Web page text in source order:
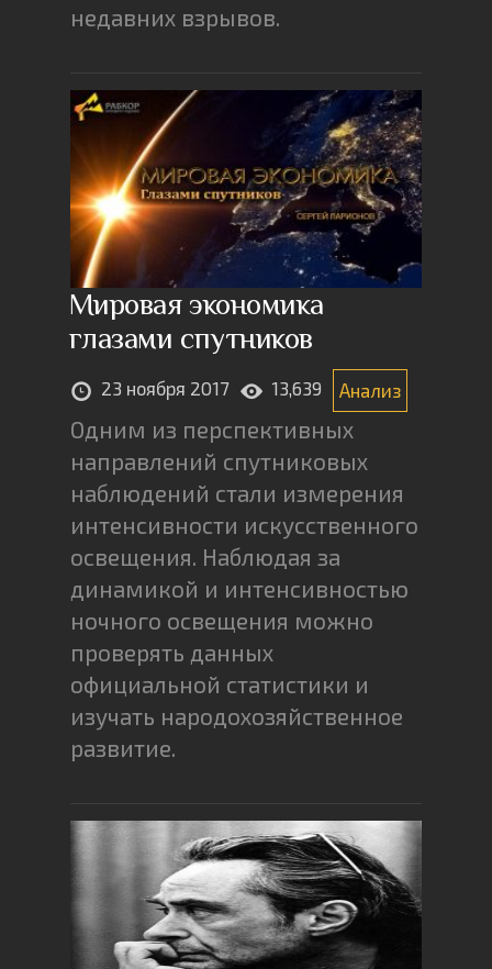
недавних взрывов.
Мировая экономика
глазами спутников
23 ноября 2017 13,639 Анализ
Одним из перспективных
направлений спутниковых
наблюдений стали измерения
интенсивности искусственного
освещения. Наблюдая за
динамикой и интенсивностью
ночного освещения можно
проверять данных
официальной статистики и
изучать народохозяйственное
развитие.